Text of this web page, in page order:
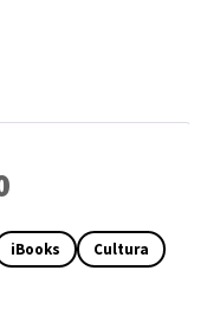
iBooks Cultura